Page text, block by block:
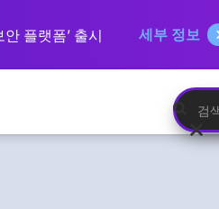
플랫폼’ 출시 세부 정보